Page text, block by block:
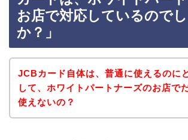
お店で対応しているのでし
か？」
JCBカード自体は、普通に使えるのに
して、ホワイトパートナーズのお店で
使えないの？